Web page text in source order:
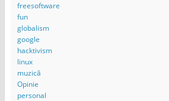
freesoftware
fun
globalism
google
hacktivism
linux
muzică
Opinie
personal